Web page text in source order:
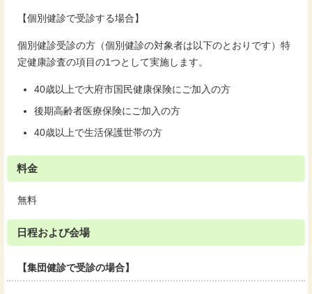
【個別健診で受診する場合】
個別健診受診の方（個別健診の対象者は以下のとおりです）特
定健康診査の項目の1つとして実施します。
40歳以上で大府市国民健康保険にご加入の方
後期高齢者医療保険にご加入の方
40歳以上で生活保護世帯の方
料金
無料
日程および会場
【集団健診で受診の場合】